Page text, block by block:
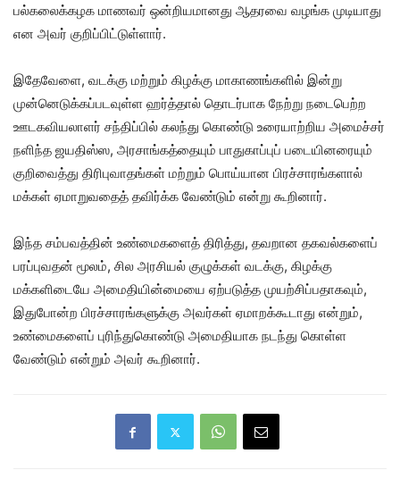
பல்கலைக்கழக மாணவர் ஒன்றியமானது ஆதரவை வழங்க முடியாது
என அவர் குறிப்பிட்டுள்ளார்.
இதேவேளை, வடக்கு மற்றும் கிழக்கு மாகாணங்களில் இன்று
முன்னெடுக்கப்படவுள்ள ஹர்த்தால் தொடர்பாக நேற்று நடைபெற்ற
ஊடகவியலாளர் சந்திப்பில் கலந்து கொண்டு உரையாற்றிய அமைச்சர்
நளிந்த ஜயதிஸ்ஸ, அரசாங்கத்தையும் பாதுகாப்புப் படையினரையும்
குறிவைத்து திரிபுவாதங்கள் மற்றும் பொய்யான பிரச்சாரங்களால்
மக்கள் ஏமாறுவதைத் தவிர்க்க வேண்டும் என்று கூறினார்.
இந்த சம்பவத்தின் உண்மைகளைத் திரித்து, தவறான தகவல்களைப்
பரப்புவதன் மூலம், சில அரசியல் குழுக்கள் வடக்கு, கிழக்கு
மக்களிடையே அமைதியின்மையை ஏற்படுத்த முயற்சிப்பதாகவும்,
இதுபோன்ற பிரச்சாரங்களுக்கு அவர்கள் ஏமாறக்கூடாது என்றும்,
உண்மைகளைப் புரிந்துகொண்டு அமைதியாக நடந்து கொள்ள
வேண்டும் என்றும் அவர் கூறினார்.